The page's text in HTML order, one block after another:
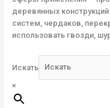
деревянных
систем, чердаков,
использовать гвозди,
Искать
×